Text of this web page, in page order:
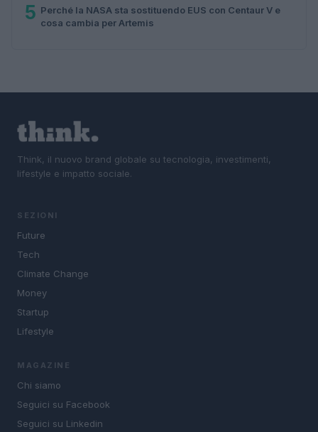
5 Perché la NASA sta sostituendo EUS con Centaur V e
cosa cambia per Artemis
Think, il nuovo brand globale su tecnologia, investimenti,
lifestyle e impatto sociale.
SEZIONI
Future
Tech
Climate Change
Money
Startup
Lifestyle
MAGAZINE
Chi siamo
Seguici su Facebook
Seguici su Linkedin